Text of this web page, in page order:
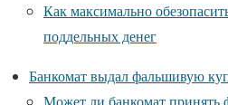
Как максимально
поддельных денег
Банкомат выдал фальшивую